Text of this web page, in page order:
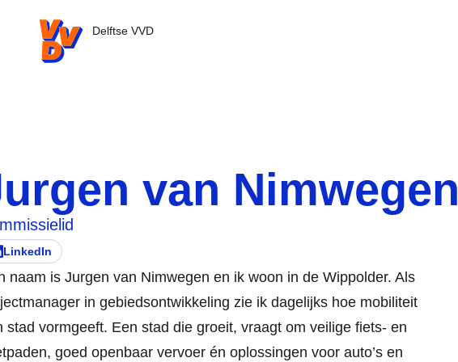
VVD.nl - Ga naar de homepage
Delftse VVD
van Nimwegen
deze persoon zijn/haar
LinkedInin nieuw tabblad)
naam is Jurgen van Nimwegen en ik woon in de Wippolder. Als
in gebiedsontwikkeling zie ik dagelijks hoe mobiliteit
stad vormgeeft. Een stad die groeit, vraagt om veilige fiets- en
goed openbaar vervoer én oplossingen voor auto’s en